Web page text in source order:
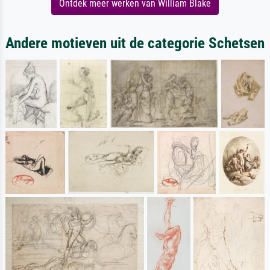
Ontdek meer werken van William Blake
Andere motieven uit de categorie Schetsen